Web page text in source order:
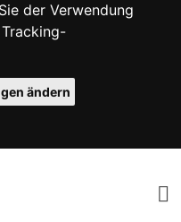
der Verwendung
ändern